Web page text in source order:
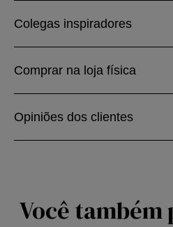
Colegas inspiradores
Comprar na loja física
Opiniões dos clientes
Você também